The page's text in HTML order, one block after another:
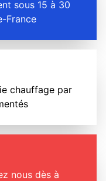
sous 15 à 30
France
chauffage par
nous dès à